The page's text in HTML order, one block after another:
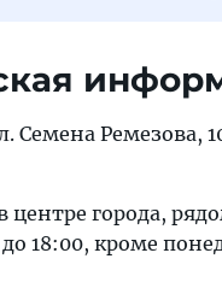
Семена Ремезова,
центре города,
18:00, кроме